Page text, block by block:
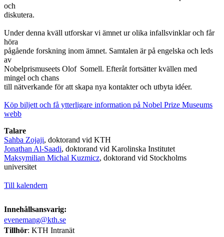
och
diskutera.
Under denna kväll utforskar vi ämnet ur olika infallsvinklar och får
höra
pågående forskning inom ämnet. Samtalen är på engelska och leds
av
Nobelprismuseets Olof Somell. Efteråt fortsätter kvällen med
mingel och chans
till nätverkande för att skapa nya kontakter och utbyta idéer.
Köp biljett och få ytterligare information på Nobel Prize Museums
webb
Talare
Sahba Zojaji, doktorand vid KTH
Jonathan Al-Saadi, doktorand vid Karolinska Institutet
Maksymilian Michal Kuzmicz, doktorand vid Stockholms
universitet
Till kalendern
Innehållsansvarig:
evenemang@kth.se
Tillhör: KTH Intranät